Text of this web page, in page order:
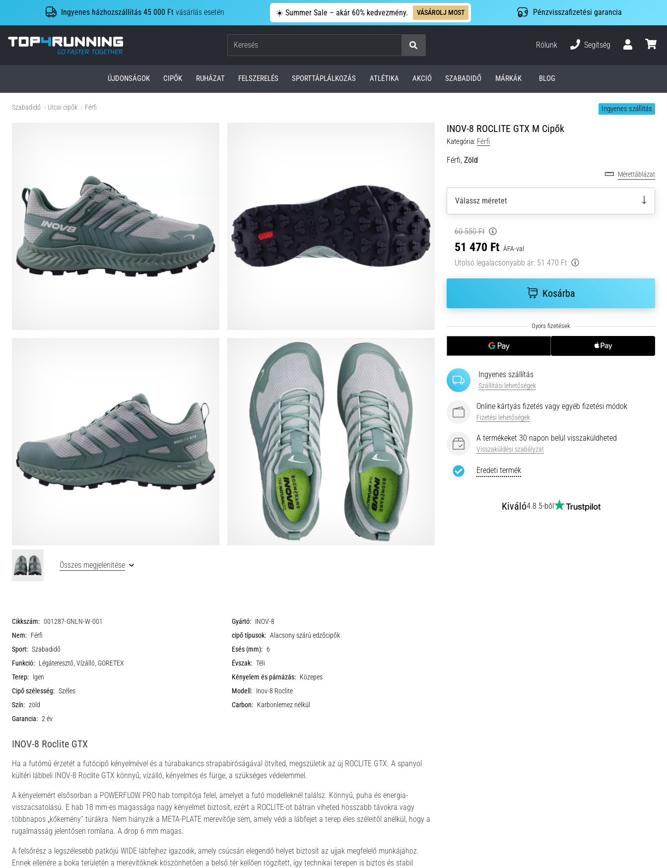
Ingyenes házhozszállítás 45 000 Ft vásárlás esetén ☀️ Summer Sale – akár 60% kedvezmény. VÁSÁROLJ MOST Pénzvisszafizetési garancia
Top4Running.hu
Keresés
Rólunk
Segítség
ÚJDONSÁGOK CIPŐK RUHÁZAT FELSZERELÉS SPORTTÁPLÁLKOZÁS ATLÉTIKA AKCIÓ SZABADIDŐ MÁRKÁK BLOG
Szabadidő Utcai cipők Férfi Ingyenes szállítás
INOV-8 ROCLITE GTX M Cipők
Kategória: Férfi
Férfi, Zöld
Mérettáblázat
Válassz méretet
60 550 Ft
51 470 Ft ÁFA-val
Utolsó legalacsonyabb ár: 51 470 Ft
Kosárba
Ingyenes szállítás
Szállítási lehetőségek
Online kártyás fizetés vagy egyéb fizetési módok
Fizetési lehetőségek
A termékeket 30 napon belül visszaküldheted
Visszaküldési szabályzat
Eredeti termék
Kiváló4.8 5-ből
Összes megjelenítése
Cikkszám: 001287-GNLN-W-001 Gyártó: INOV-8
Nem: Férfi cipő típusok: Alacsony szárú edzőcipők
Sport: Szabadidő Esés (mm): 6
Funkció: Légáteresztő, Vízálló, GORETEX Évszak: Téli
Terep: Igen Kényelem és párnázás: Közepes
Cipő szélesség: Széles Modell: Inov-8 Roclite
Szín: zöld Carbon: Karbonlemez nélkül
Garancia: 2 év
INOV-8 Roclite GTX
Ha a futómű érzetét a futócipő kényelmével és a túrabakancs strapabíróságával ötvíted, megszületik az új ROCLITE GTX. A spanyol
kültéri lábbeli INOV-8 Roclite GTX könnyű, vízálló, kényelmes és fürge, a szükséges védelemmel.
A kényelemért elsősorban a POWERFLOW PRO hab tompítója felel, amelyet a futó modelleknél találsz. Könnyű, puha és energia-
visszacsatolású. E hab 18 mm-es magassága nagy kényelmet biztosít, ezért a ROCLITE-ot bátran viheted hosszabb távokra vagy
többnapos „kőkemény” túrákra. Nem hiányzik a META-PLATE merevítője sem, amely védi a lábfejet a terep éles széleitől anélkül, hogy a
rugalmasság jelentősen romlana. A drop 6 mm magas.
A felsőrész a legszélesebb patkójú WIDE lábfejhez igazodik, amely csúcsán elegendő helyet biztosít az ujjak megfelelő munkájához.
Ennek ellenére a boka területén a merevítőknek köszönhetően a belső tér kellően rögzített, így technikai terepen is biztos és stabil